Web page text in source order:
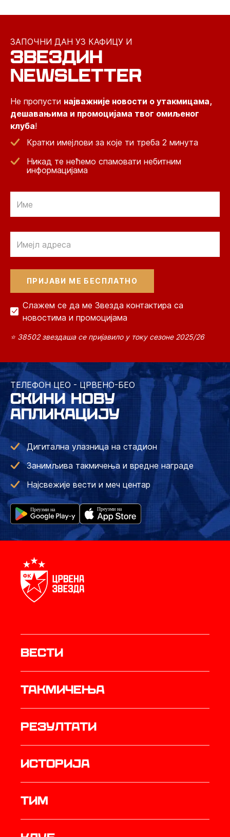
ЗАПОЧНИ ДАН УЗ КАФИЦУ И
ЗВЕЗДИН
NEWSLETTER
Не пропусти најважније новости о утакмицама,
дешавањима и промоцијама твог омиљеног
клуба!
Кратки имејлови за које ти треба 2 минута
Никад те нећемо спамовати небитним
информацијама
Слажем се да ме Звезда контактира са
новостима и промоцијама
⭐ 38502 звездаша се пријавило у току сезоне 2025/26
ТЕЛЕФОН ЦЕО - ЦРВЕНО-БЕО
СКИНИ НОВУ
АПЛИКАЦИЈУ
Дигитална улазница на стадион
Занимљива такмичења и вредне награде
Најсвежије вести и меч центар
Вести
Такмичења
резултати
историја
ТИМ